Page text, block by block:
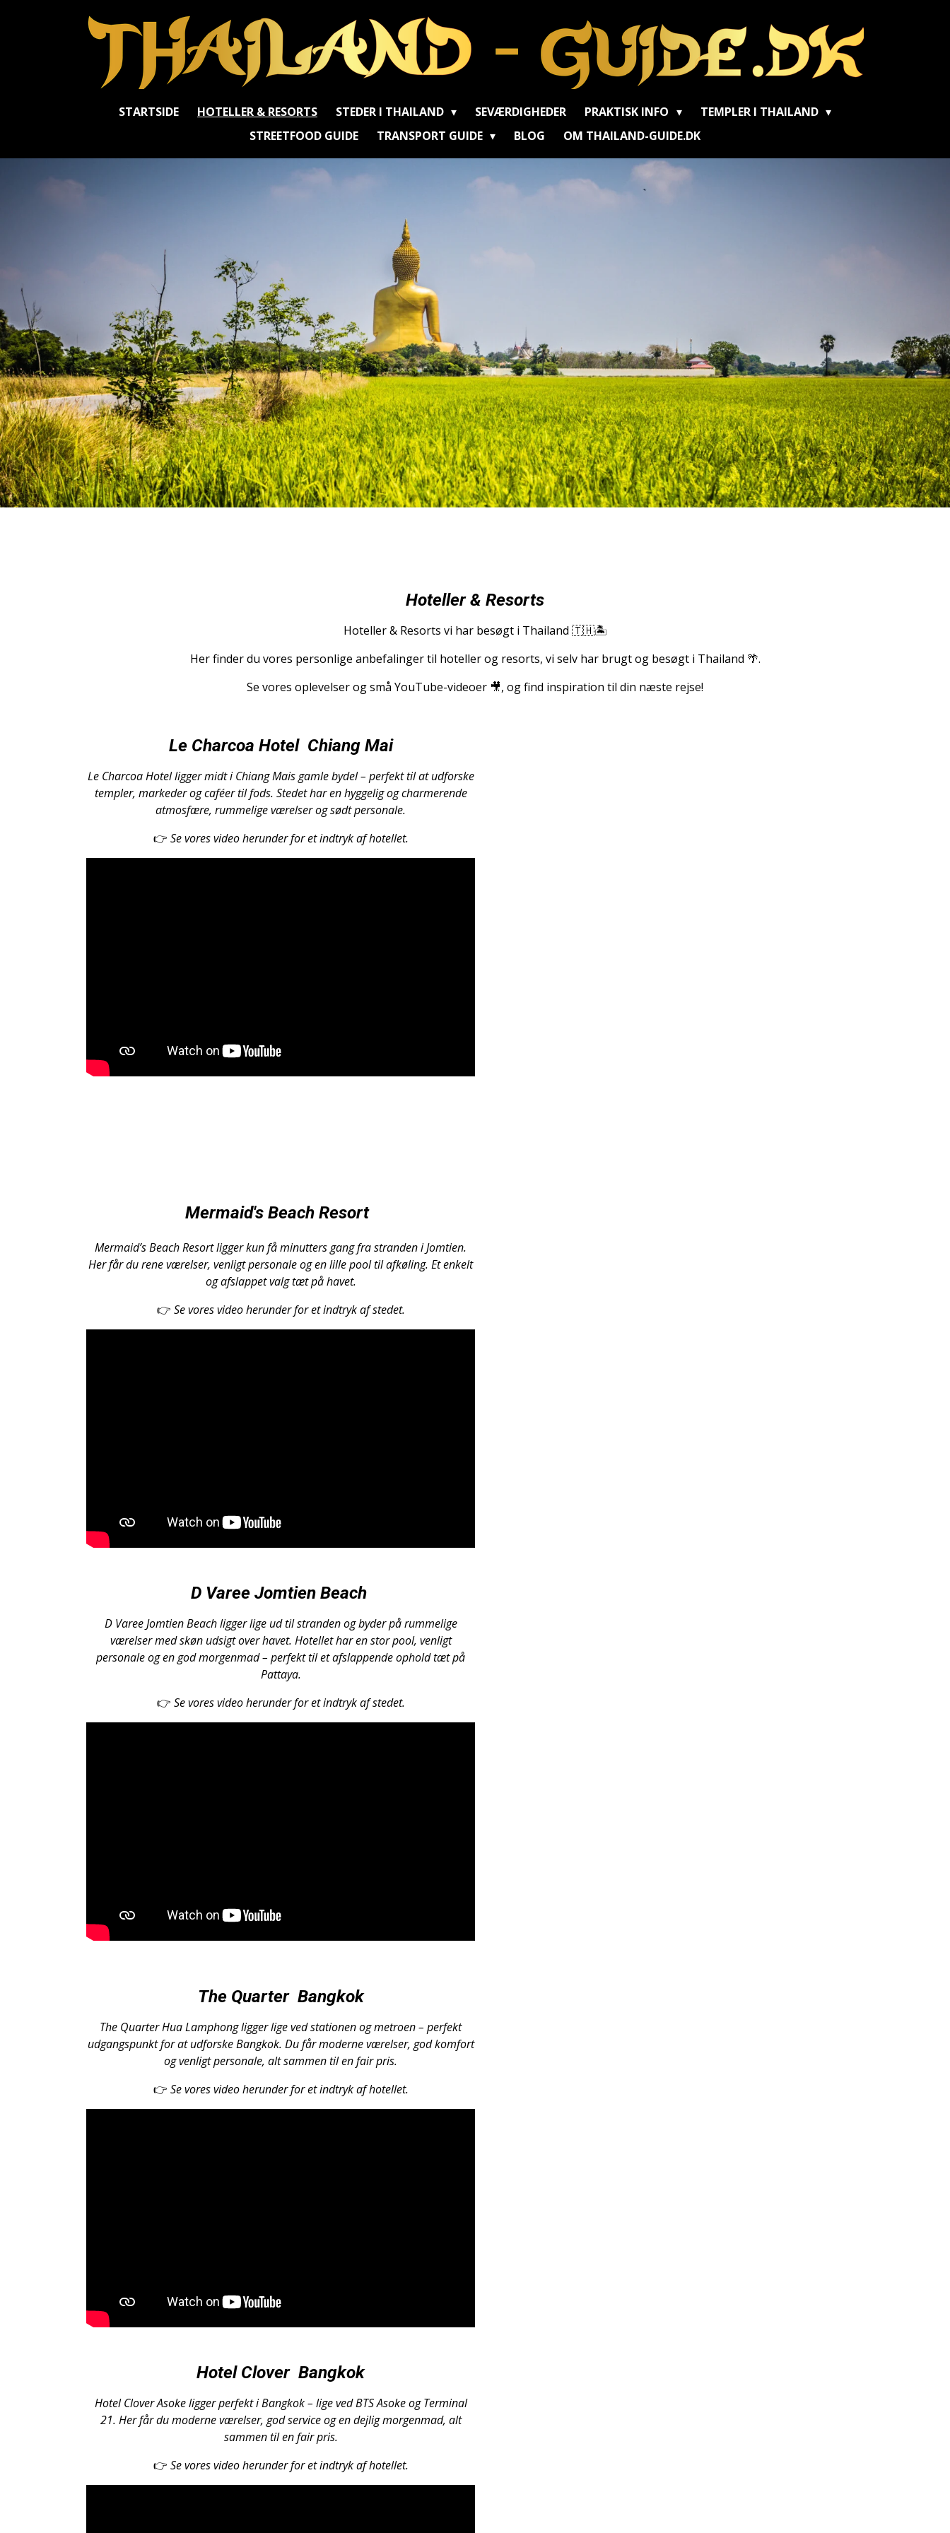
STARTSIDE HOTELLER & RESORTS STEDER I THAILAND SEVÆRDIGHEDER PRAKTISK INFO
TEMPLER I THAILAND
STREETFOOD GUIDE
TRANSPORT GUIDE BLOG OM THAILAND-GUIDE.DK
Hoteller & Resorts
Hoteller & Resorts vi har besøgt i Thailand 🇹🇭🏝️
Her finder du vores personlige anbefalinger til hoteller og resorts, vi selv har brugt og besøgt i Thailand 🌴.
Se vores oplevelser og små YouTube-videoer 🎥, og find inspiration til din næste rejse!
Le Charcoa Hotel Chiang Mai
Le Charcoa Hotel ligger midt i Chiang Mais gamle bydel – perfekt til at udforske
templer, markeder og caféer til fods. Stedet har en hyggelig og charmerende
atmosfære, rummelige værelser og sødt personale.
👉 Se vores video herunder for et indtryk af hotellet.
Mermaid's Beach Resort
Mermaid’s Beach Resort ligger kun få minutters gang fra stranden i Jomtien.
Her får du rene værelser, venligt personale og en lille pool til afkøling. Et enkelt
og afslappet valg tæt på havet.
👉 Se vores video herunder for et indtryk af stedet.
D Varee Jomtien Beach
D Varee Jomtien Beach ligger lige ud til stranden og byder på rummelige
værelser med skøn udsigt over havet. Hotellet har en stor pool, venligt
personale og en god morgenmad – perfekt til et afslappende ophold tæt på
Pattaya.
👉 Se vores video herunder for et indtryk af stedet.
The Quarter Bangkok
The Quarter Hua Lamphong ligger lige ved stationen og metroen – perfekt
udgangspunkt for at udforske Bangkok. Du får moderne værelser, god komfort
og venligt personale, alt sammen til en fair pris.
👉 Se vores video herunder for et indtryk af hotellet.
Hotel Clover Bangkok
Hotel Clover Asoke ligger perfekt i Bangkok – lige ved BTS Asoke og Terminal
21. Her får du moderne værelser, god service og en dejlig morgenmad, alt
sammen til en fair pris.
👉 Se vores video herunder for et indtryk af hotellet.